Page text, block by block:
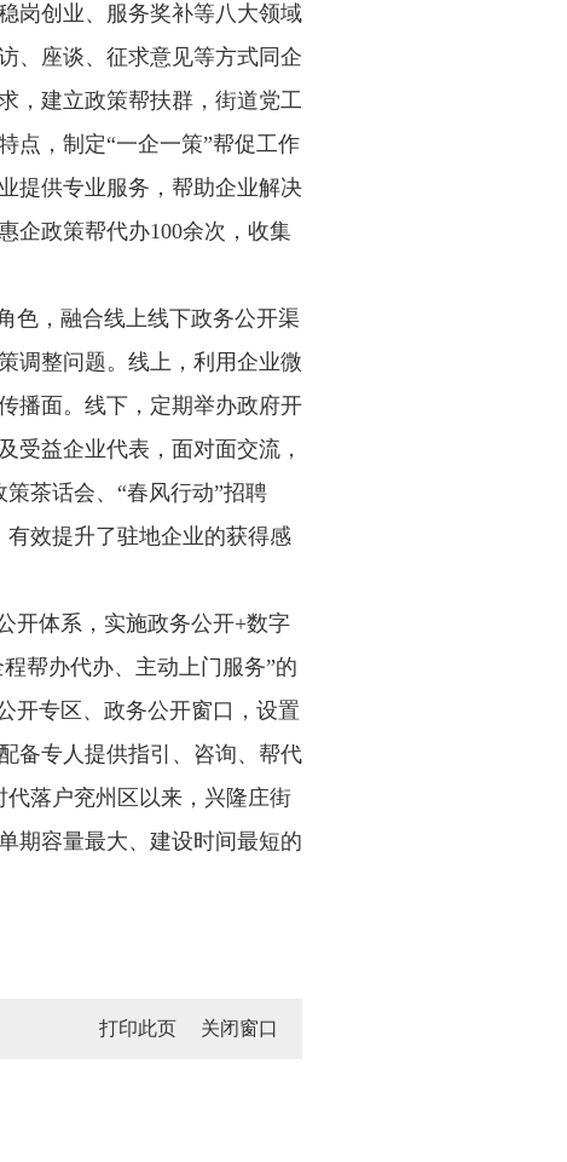
岗创业、服务奖补等八大领域
、座谈、征求意见等方式同企
，建立政策帮扶群，街道党工
点，制定“一企一策”帮促工作
提供专业服务，帮助企业解决
企政策帮代办100余次，收集
色，融合线上线下政务公开渠
调整问题。线上，利用企业微
播面。线下，定期举办政府开
受益企业代表，面对面交流，
茶话会、“春风行动”招聘
有效提升了驻地企业的获得感
开体系，实施政务公开+数字
帮办代办、主动上门服务”的
开专区、政务公开窗口，设置
备专人提供指引、咨询、帮代
落户兖州区以来，兴隆庄街
期容量最大、建设时间最短的
打印此页 关闭窗口